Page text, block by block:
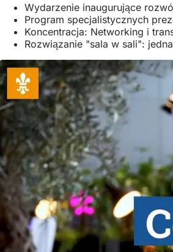
Wydarzenie inaugurujące
Program specjalistycznych
Koncentracja: Networking i
Rozwiązanie "sala w sali":